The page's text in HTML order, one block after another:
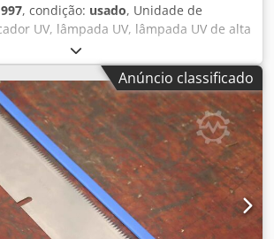
, condição: usado, Unidade de
UV, lâmpada UV, lâmpada UV de alta
de infravermelhos, sistema de secador
de revestimento UV -Fabricante:
de controlo para lâmpada de secagem
SS Djdpford Acpjx Aivjkr -Tubos UV:
UV: 180-450 mm -Número: 4x
-Preço: por peça -Dimensões:
-Peso: 77 kg/peça
Anúncio classificado